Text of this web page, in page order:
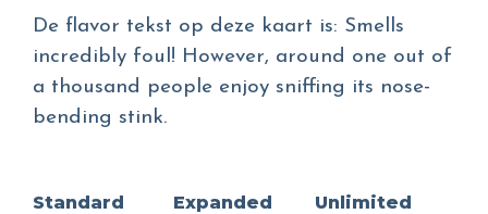
De flavor tekst op deze kaart is: Smells
incredibly foul! However, around one out of
a thousand people enjoy sniffing its nose-
bending stink.
Standard
Expanded
Unlimited